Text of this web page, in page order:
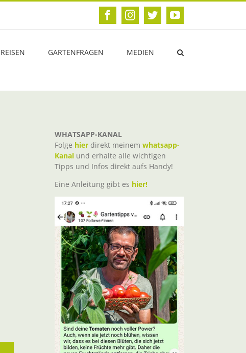
FacebookInstagram
TwitterYouTube
REISEN GARTENFRAGEN MEDIEN
WHATSAPP-KANAL
Folge hier direkt meinem whatsapp-
Kanal und erhalte alle wichtigen
Tipps und Infos direkt aufs Handy!
Eine Anleitung gibt es hier!